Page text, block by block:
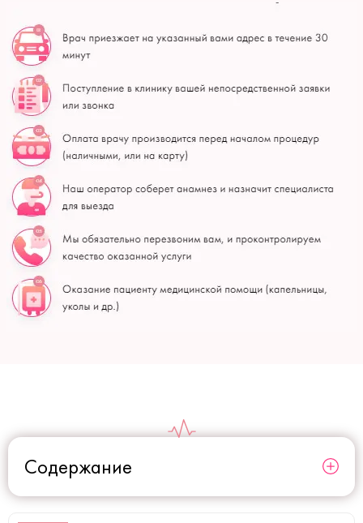
Содержание